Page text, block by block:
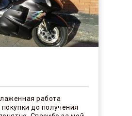
работа
до получения